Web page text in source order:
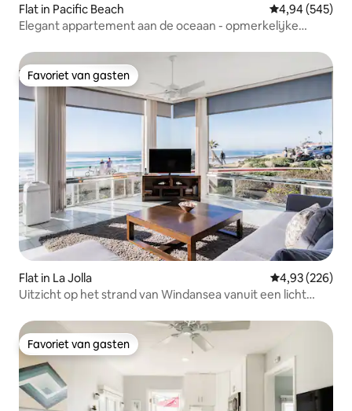
Flat in Pacific Beach Gemiddelde
4,94 (545)
Elegant appartement aan de oceaan - opmerkelijke
Favoriet van gasten
Favoriet van gasten
Flat in La Jolla Gemiddelde
4,93 (226)
Uitzicht op het strand van Windansea vanuit een licht
Favoriet van gasten
Favoriet van gasten